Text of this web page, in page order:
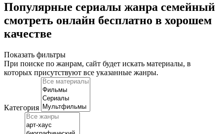
Популярные сериалы жанра семейный
смотреть онлайн бесплатно в хорошем
качестве
Показать фильтры
При поиске по жанрам, сайт будет искать материалы, в
которых присутствуют все указанные жанры.
Категория